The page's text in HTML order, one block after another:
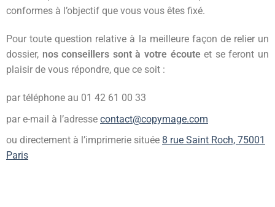
conformes à l’objectif que vous vous êtes fixé.
Pour toute question relative à la meilleure façon de relier un
dossier, nos conseillers sont à votre écoute et se feront un
plaisir de vous répondre, que ce soit :
par téléphone au 01 42 61 00 33
par e-mail à l’adresse contact@copymage.com
ou directement à l’imprimerie située 8 rue Saint Roch, 75001
Paris